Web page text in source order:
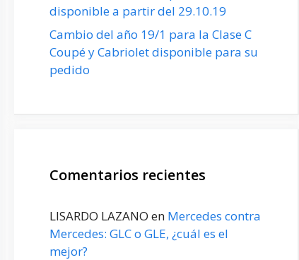
disponible a partir del 29.10.19
Cambio del año 19/1 para la Clase C
Coupé y Cabriolet disponible para su
pedido
Comentarios recientes
LISARDO LAZANO en Mercedes contra
Mercedes: GLC o GLE, ¿cuál es el
mejor?